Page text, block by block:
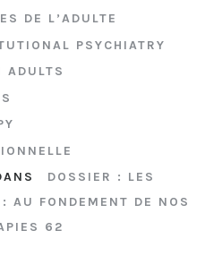
DE L’ADULTE
PSYCHIATRY
ADULTS
DOSSIER : LES
AU FONDEMENT DE NOS
62